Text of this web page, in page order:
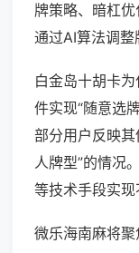
牌策略、暗杠优
通过AI算法调整
白金岛十胡卡
件实现“随意选
部分用户反映其
人牌型”的情况
等技术手段实现
微乐海南麻将